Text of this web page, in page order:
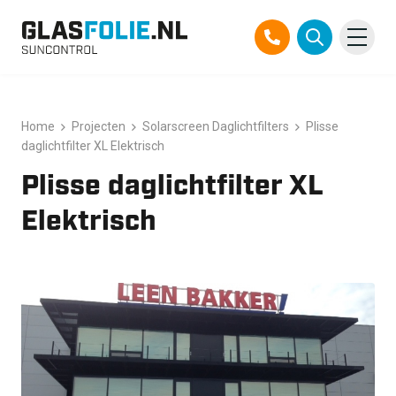
inhoud
Oplossingen
Projecten
Over ons
Official Partner TEGO
Contact
Home Projecten Solarscreen Daglichtfilters
Plisse
daglichtfilter XL Elektrisch
Plisse daglichtfilter XL
Elektrisch